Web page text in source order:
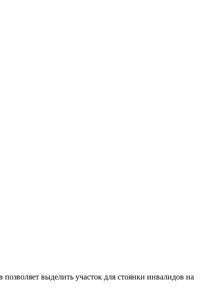
выделить участок для стоянки инвалидов на